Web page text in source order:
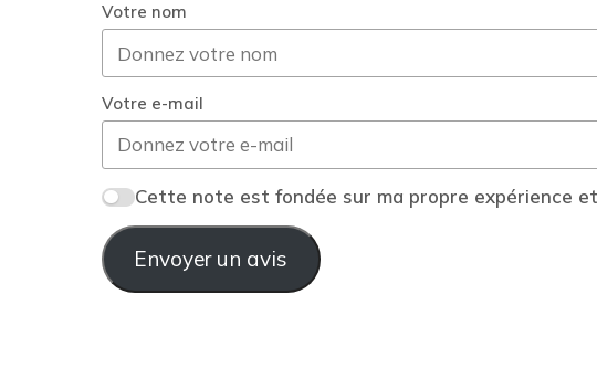
Votre nom
Votre e-mail
Cette note est fondée sur ma propre expérience
Envoyer un avis